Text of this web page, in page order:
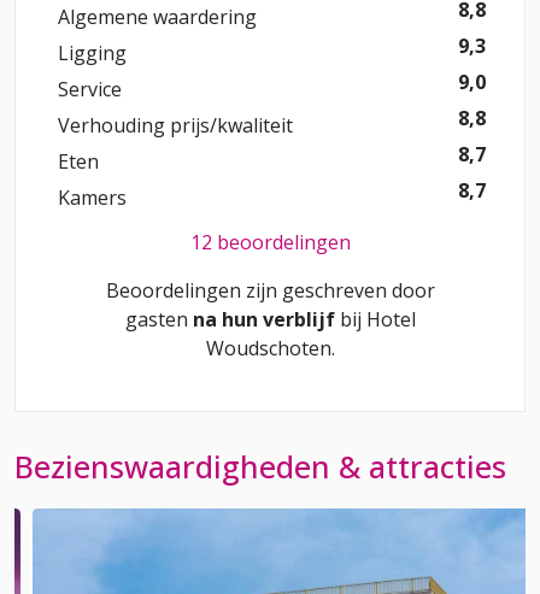
Algemene waardering
8,8
Ligging
9,3
Service
9,0
Verhouding prijs/kwaliteit
8,8
Eten
8,7
Kamers
8,7
12 beoordelingen
Beoordelingen zijn geschreven door
gasten na hun verblijf bij Hotel
Woudschoten.
Bezienswaardigheden & attracties